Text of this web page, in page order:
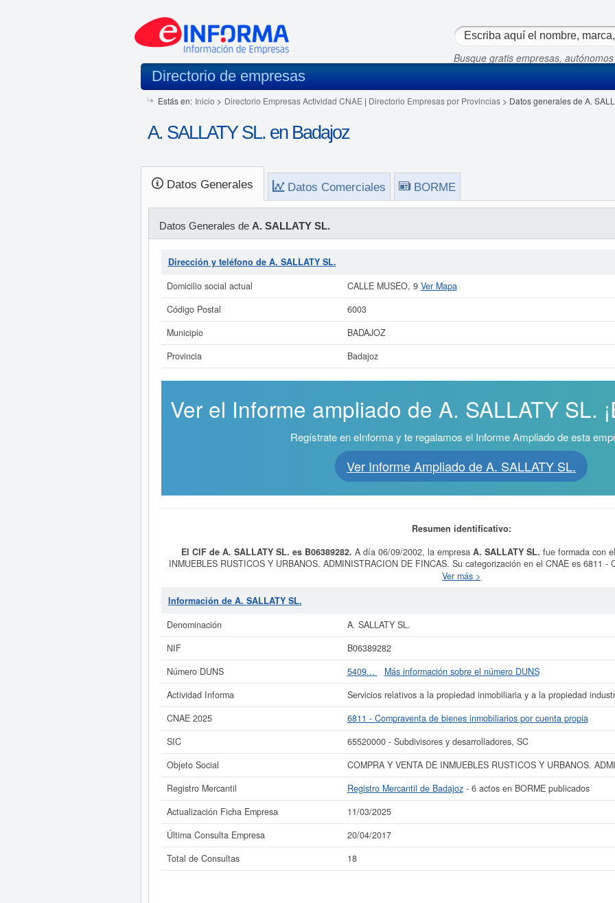
Busque gratis empresas,
Directorio de empresas
Estás en: Inicio > Directorio Empresas Actividad CNAE | Directorio Empresas por Provincias> Datos generales de A.
A. SALLATY SL. en Badajoz
Datos Generales Datos Comerciales BORME
Datos Generales de A. SALLATY SL.
Dirección y teléfono de A. SALLATY SL.
Domicilio social actual
CALLE MUSEO, 9 Ver Mapa
Código Postal
6003
Municipio
BADAJOZ
Provincia
Badajoz
Ver el Informe ampliado de A. SALLATY SL.
Regístrate en eInforma y te regalamos el Informe Ampliado de esta
Ver Informe Ampliado de A. SALLATY SL.
Resumen identificativo:
El CIF de A. SALLATY SL. es B06389282. A día 06/09/2002, la empresa A. SALLATY SL. fue formada con
INMUEBLES RUSTICOS Y URBANOS. ADMINISTRACION DE FINCAS. Su categorización en el CNAE es 6811 -
A. SALLATY SL.cuenta con el número 65520000. Esta
un total de 18 veces. La última consulta ha sido el 20/04/2017. Esta compañia puede solicitar alguna
puede hacerlo en esta misma web. Su patrimonio social de la compañia está entre el rango de 0 a 3.100 €. Esta
Si está interesado en conocer más datos de la empresa A. SALLATY SL. puede
consultar los resultados de sus años de actividad, así como los balances y cuentas de
La última actualización del informe de empresa se ha realizado el 11/03/2025.
Ver más >
Información de A. SALLATY SL.
Denominación
A. SALLATY SL.
NIF
B06389282
Número DUNS
5409...
Más información sobre el número DUNS
Actividad Informa
Servicios relativos a la propiedad inmobiliaria y a la propiedad
CNAE 2025
6811 - Compraventa de bienes inmobiliarios por cuenta propia
SIC
65520000 - Subdivisores y desarrolladores, SC
Objeto Social
COMPRA Y VENTA DE INMUEBLES RUSTICOS Y URBANOS.
Registro Mercantil
Registro Mercantil de Badajoz- 6 actos en BORME publicados
Actualización Ficha Empresa
11/03/2025
Última Consulta Empresa
20/04/2017
Total de Consultas
18